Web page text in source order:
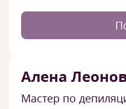
Алена
Мастер по